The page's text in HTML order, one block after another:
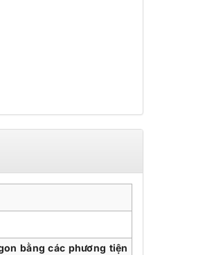
bằng các phương tiện